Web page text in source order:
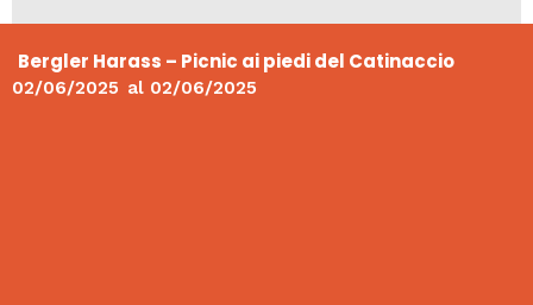
Bergler Harass – Picnic ai piedi del Catinaccio
02/06/2025 al 02/06/2025